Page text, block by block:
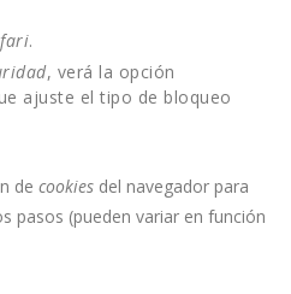
.
, verá la opción
ajuste el tipo de bloqueo
de cookies del navegador para
pasos (pueden variar en función